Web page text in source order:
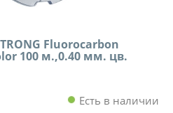
Fluorocarbon
100 м.,0.40 мм. цв.
Есть в наличии